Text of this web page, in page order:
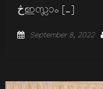
څഇസ്ലാം […]
Posted
September 8, 2022